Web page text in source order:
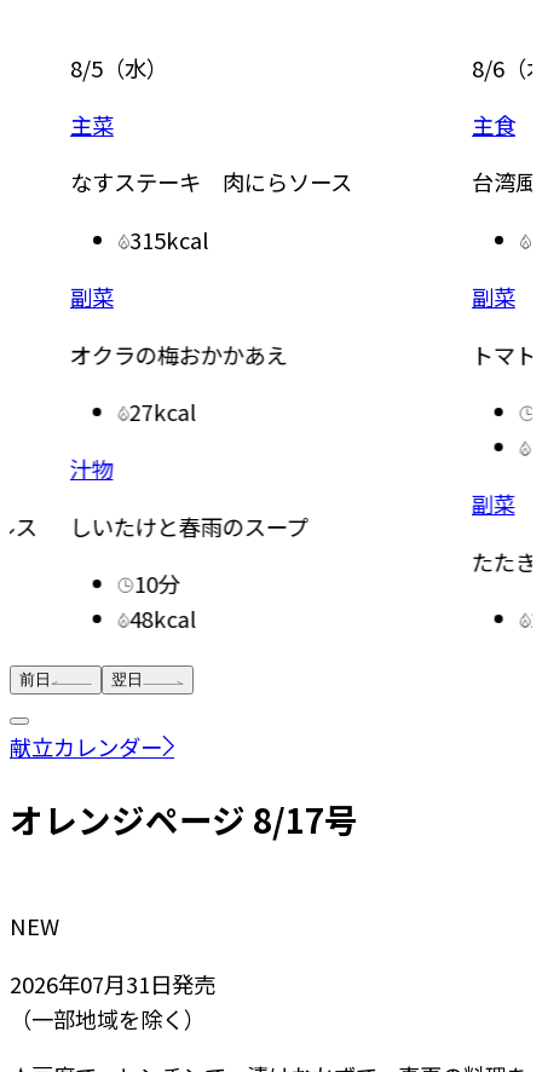
ス
8/5（水）
主菜
なすステーキ 肉にらソース
315kcal
副菜
オクラの梅おかかあえ
27kcal
汁物
しいたけと春雨のスープ
10分
48kcal
8/6 （
主食
台湾
副菜
トマ
副菜
たた
前日 翌日
献立カレンダー
オレンジページ 8/17号
NEW
2026年07月31日発売
（一部地域を除く）